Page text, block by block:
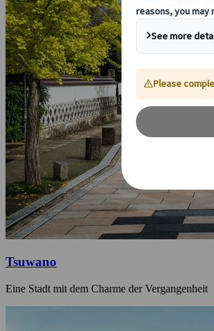
Tsuwano
Eine Stadt mit dem Charme der Vergangenheit